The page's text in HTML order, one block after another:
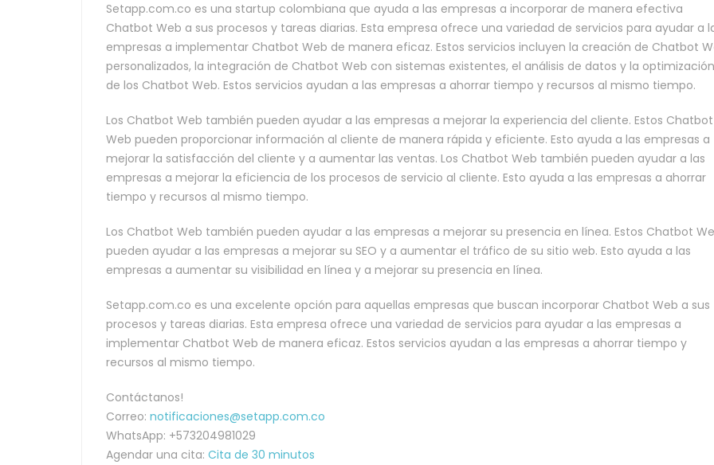
Setapp.com.co es una startup colombiana que ayuda a las empresas a incorporar de manera efectiva
Chatbot Web a sus procesos y tareas diarias. Esta empresa ofrece una variedad de servicios para ayudar a
empresas a implementar Chatbot Web de manera eficaz. Estos servicios incluyen la creación de Chatbot
personalizados, la integración de Chatbot Web con sistemas existentes, el análisis de datos y la optimización
de los Chatbot Web. Estos servicios ayudan a las empresas a ahorrar tiempo y recursos al mismo tiempo.
Los Chatbot Web también pueden ayudar a las empresas a mejorar la experiencia del cliente. Estos Chatbot
Web pueden proporcionar información al cliente de manera rápida y eficiente. Esto ayuda a las empresas a
mejorar la satisfacción del cliente y a aumentar las ventas. Los Chatbot Web también pueden ayudar a las
empresas a mejorar la eficiencia de los procesos de servicio al cliente. Esto ayuda a las empresas a ahorrar
tiempo y recursos al mismo tiempo.
Los Chatbot Web también pueden ayudar a las empresas a mejorar su presencia en línea. Estos Chatbot
pueden ayudar a las empresas a mejorar su SEO y a aumentar el tráfico de su sitio web. Esto ayuda a las
empresas a aumentar su visibilidad en línea y a mejorar su presencia en línea.
Setapp.com.co es una excelente opción para aquellas empresas que buscan incorporar Chatbot Web a sus
procesos y tareas diarias. Esta empresa ofrece una variedad de servicios para ayudar a las empresas a
implementar Chatbot Web de manera eficaz. Estos servicios ayudan a las empresas a ahorrar tiempo y
recursos al mismo tiempo.
Contáctanos!
Correo: notificaciones@setapp.com.co
WhatsApp: +573204981029
Agendar una cita: Cita de 30 minutos